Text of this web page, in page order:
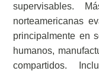
supervisables.
norteamericanas
principalmente en
humanos,
compartidos.